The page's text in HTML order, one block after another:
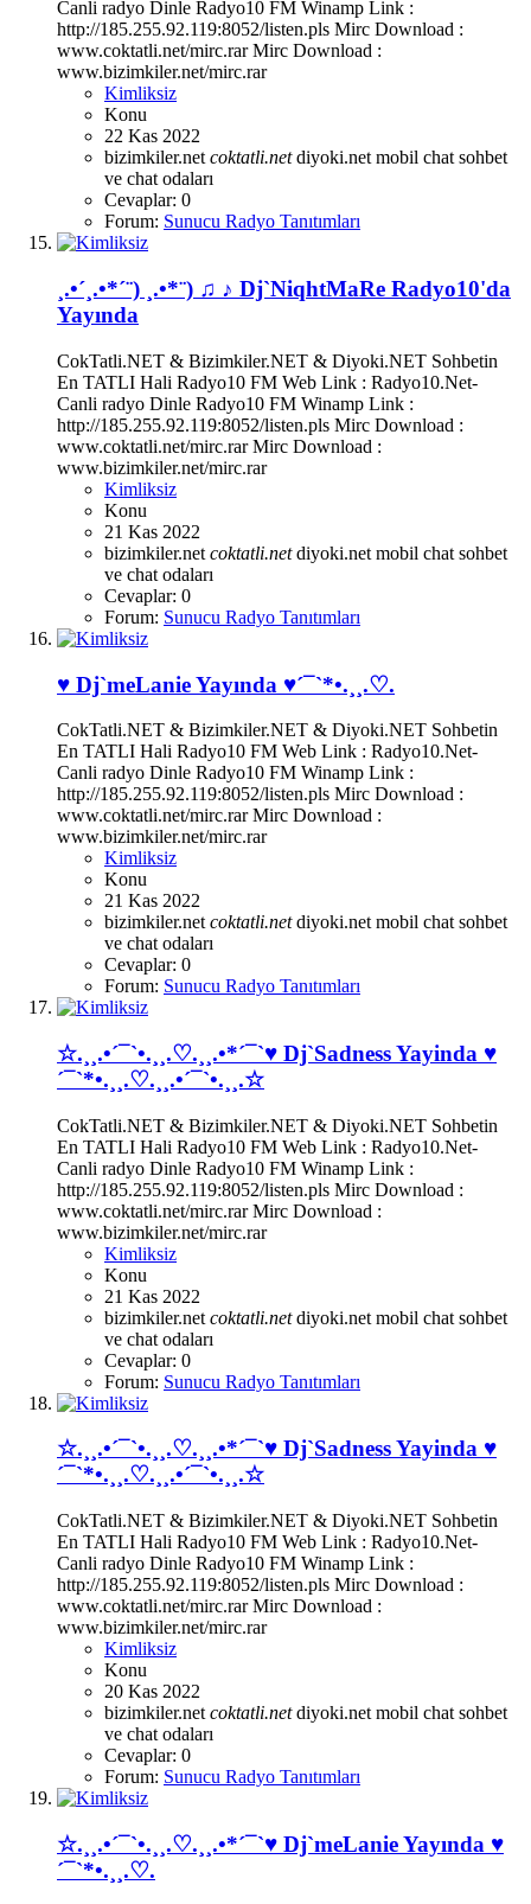
Canli radyo Dinle Radyo10 FM Winamp Link :
http://185.255.92.119:8052/listen.pls Mirc Download :
www.coktatli.net/mirc.rar Mirc Download :
www.bizimkiler.net/mirc.rar
Kimliksiz
Konu
22 Kas 2022
bizimkiler.netcoktatli.net diyoki.netmobil chatsohbet
ve chat odaları
Cevaplar: 0
Forum: Sunucu Radyo Tanıtımları
¸.•´¸.•*´¨) ¸.•*¨) ♫ ♪ Dj`NiqhtMaRe Radyo10'da
Yayında
CokTatli.NET & Bizimkiler.NET & Diyoki.NET Sohbetin
En TATLI Hali Radyo10 FM Web Link : Radyo10.Net-
Canli radyo Dinle Radyo10 FM Winamp Link :
http://185.255.92.119:8052/listen.pls Mirc Download :
www.coktatli.net/mirc.rar Mirc Download :
www.bizimkiler.net/mirc.rar
Kimliksiz
Konu
21 Kas 2022
bizimkiler.net coktatli.net diyoki.net mobil chat sohbet
ve chat odaları
Cevaplar: 0
Forum: Sunucu Radyo Tanıtımları
♥ Dj`meLanie Yayında ♥´¯`*•.¸¸.♡.
CokTatli.NET & Bizimkiler.NET & Diyoki.NET Sohbetin
En TATLI Hali Radyo10 FM Web Link : Radyo10.Net-
Canli radyo Dinle Radyo10 FM Winamp Link :
http://185.255.92.119:8052/listen.pls Mirc Download :
www.coktatli.net/mirc.rar Mirc Download :
www.bizimkiler.net/mirc.rar
Kimliksiz
Konu
21 Kas 2022
bizimkiler.net coktatli.net diyoki.net mobil chat sohbet
ve chat odaları
Cevaplar: 0
Forum: Sunucu Radyo Tanıtımları
☆.¸¸.•´¯`•.¸¸.♡.¸¸.•*´¯`♥ Dj`Sadness Yayinda ♥
´¯`*•.¸¸.♡.¸¸.•´¯`•.¸¸.☆
CokTatli.NET & Bizimkiler.NET & Diyoki.NET Sohbetin
En TATLI Hali Radyo10 FM Web Link : Radyo10.Net-
Canli radyo Dinle Radyo10 FM Winamp Link :
http://185.255.92.119:8052/listen.pls Mirc Download :
www.coktatli.net/mirc.rar Mirc Download :
www.bizimkiler.net/mirc.rar
Kimliksiz
Konu
21 Kas 2022
bizimkiler.net coktatli.net diyoki.net mobil chat sohbet
ve chat odaları
Cevaplar: 0
Forum: Sunucu Radyo Tanıtımları
☆.¸¸.•´¯`•.¸¸.♡.¸¸.•*´¯`♥ Dj`Sadness Yayinda ♥
´¯`*•.¸¸.♡.¸¸.•´¯`•.¸¸.☆
CokTatli.NET & Bizimkiler.NET & Diyoki.NET Sohbetin
En TATLI Hali Radyo10 FM Web Link : Radyo10.Net-
Canli radyo Dinle Radyo10 FM Winamp Link :
http://185.255.92.119:8052/listen.pls Mirc Download :
www.coktatli.net/mirc.rar Mirc Download :
www.bizimkiler.net/mirc.rar
Kimliksiz
Konu
20 Kas 2022
bizimkiler.net coktatli.net diyoki.net mobil chat sohbet
ve chat odaları
Cevaplar: 0
Forum: Sunucu Radyo Tanıtımları
☆.¸¸.•´¯`•.¸¸.♡.¸¸.•*´¯`♥ Dj`meLanie Yayında ♥
´¯`*•.¸¸.♡.